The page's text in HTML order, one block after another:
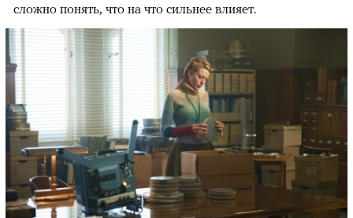
сложно понять, что на что сильнее влияет.